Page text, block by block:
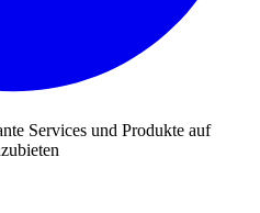
Services und Produkte auf